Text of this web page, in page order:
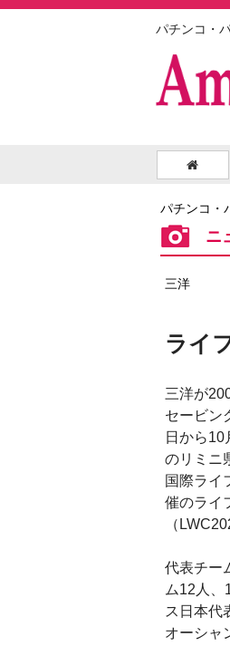
パチンコ・
パチンコ・
ニ
三洋
ライ
三洋が
セービン
日から10
のリミニ
国際ライ
催のライ
（
代表チー
ム12人、
ス日本代
オーシャ